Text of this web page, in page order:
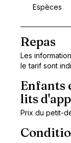
Espèces
Repas
Les
le tarif sont
Enfants
lits
Prix du petit-